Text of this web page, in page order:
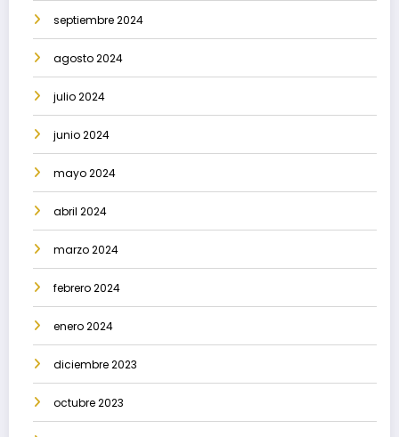
septiembre 2024
agosto 2024
julio 2024
junio 2024
mayo 2024
abril 2024
marzo 2024
febrero 2024
enero 2024
diciembre 2023
octubre 2023